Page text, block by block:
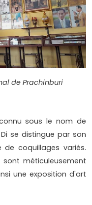
de Prachinburi
sous le nom de
se distingue par son
de coquillages variés.
méticuleusement
une exposition d'art